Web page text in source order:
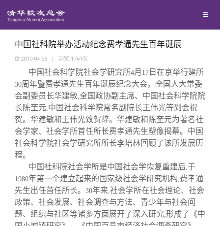
地区联络
年级联络
院系校友工作
专业委员会
兴趣群体
西南联大校友会
回馈母校
捐赠项目
捐赠新闻
捐赠纪事
捐赠方法
义工计划
媒体平台
《清华校友通讯》
《水木清华》
我要订阅
新媒体平台
百年清华
清华人物
清华故事
青春风采
校友文苑
校友服务
终身学习
信息化服务
三创大赛
校友总会
总会简介
会长致辞
关闭
中国社科院举办活动纪念费孝通先生百年诞辰
2010-04-28 | 浏览 1761 次
中国社会科学院社会学研究所4月 17 日在京举行建所
30周年暨费孝通先生百年诞辰纪念大会。全国人大常委
会副委员长华建敏,全国政协副主席、中国社会科学院院
长陈奎元,中国社会科学院常务副院长王伟光等到会祝
贺。华建敏和王伟光致贺辞。华建敏和陈奎元为著名社
会学家、社会学所首任所长费孝通先生塑像揭幕。中国
社会科学院社会学研究所所长李培林回顾了该所发展历
程。
中国社科院社会学所是中国社会学恢复重建后,于
1980年第一个建立起来的国家级社会学研究机构,费孝通
先生出任首任所长。 30年来,社会学所在社会理论、社会
政策、社会发展、社会调查与方法、青少年与社会问
题、组织与社区等诸多方面展开了深入研究,形成了《中